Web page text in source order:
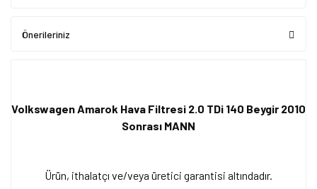
Önerileriniz
Volkswagen Amarok Hava Filtresi 2.0 TDi 140 Beygir 2010
Sonrası MANN
Ürün, ithalatçı ve/veya üretici garantisi altındadır.